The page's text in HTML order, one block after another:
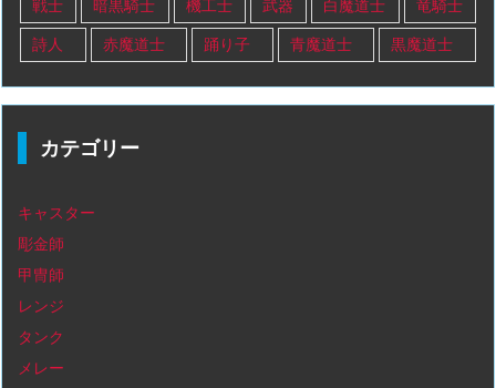
戦士 暗黒騎士 機工士 武器 白魔道士 竜騎士
詩人 赤魔道士 踊り子 青魔道士 黒魔道士
カテゴリー
キャスター
彫金師
甲冑師
レンジ
タンク
メレー